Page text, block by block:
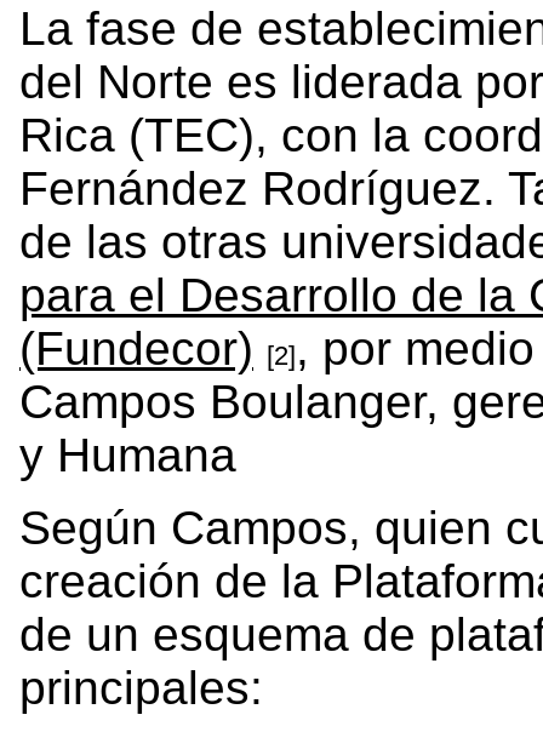
La fase de
del Norte es liderada
Rica (TEC), con la
Fernández Rodríguez.
de las otras
para el Desarrollo de la
(Fundecor) [2], por
Campos Boulanger,
y Humana
Según Campos, quien
creación de la
de un esquema de
principales: